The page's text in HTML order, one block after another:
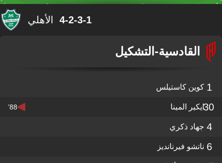
4-2-3-1 الأهلي
القادسية- التشكيل
1 كوين كاستيلس
30ايكير المينا 88’
4 جهاد ذكري
6 ناتشو فيرنانديز